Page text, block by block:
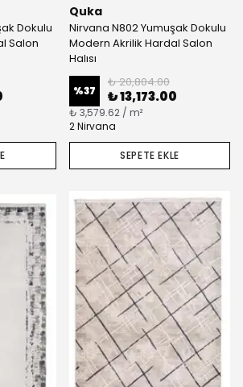
Dokulu
Salon
Quka
Nirvana N802 Yumuşak Dokulu
Modern Akrilik Hardal Salon
Halısı
%37
₺ 20,804.00
₺ 13,173.00
₺ 3,579.62 / m²
2 Nirvana
SEPETE EKLE